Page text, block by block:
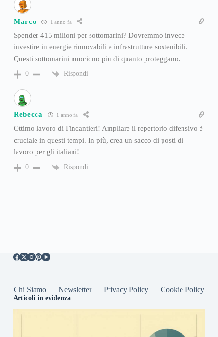
Marco 1 anno fa
Spender 415 milioni per sottomarini? Dovremmo invece
investire in energie rinnovabili e infrastrutture sostenibili.
Questi sottomarini nuociono più di quanto proteggano.
0 Rispondi
Rebecca 1 anno fa
Ottimo lavoro di Fincantieri! Ampliare il repertorio difensivo è
cruciale in questi tempi. In più, crea un sacco di posti di
lavoro per gli italiani!
0 Rispondi
Chi Siamo Newsletter Privacy Policy Cookie Policy
Articoli in evidenza